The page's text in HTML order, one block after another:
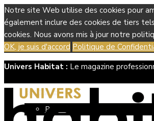
Notre site Web utilise des cookies pour
également inclure des cookies de tiers
cookies. Nous avons mis à jour notre
OK, je suis d'accord Politique de
Univers Habitat : Le magazine
Boutique
Panier